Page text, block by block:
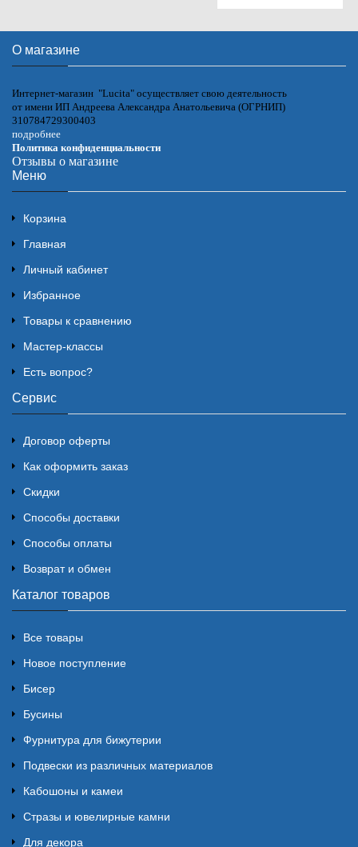
О магазине
Интернет-магазин "Lucita" осуществляет свою деятельность
от имени ИП Андреева Александра Анатольевича (ОГРНИП)
310784729300403
подробнее
Политика конфиденциальности
Отзывы о магазине
Меню
Корзина
Главная
Личный кабинет
Избранное
Товары к сравнению
Мастер-классы
Есть вопрос?
Сервис
Договор оферты
Как оформить заказ
Скидки
Способы доставки
Способы оплаты
Возврат и обмен
Каталог товаров
Все товары
Новое поступление
Бисер
Бусины
Фурнитура для бижутерии
Подвески из различных материалов
Кабошоны и камеи
Стразы и ювелирные камни
Для декора